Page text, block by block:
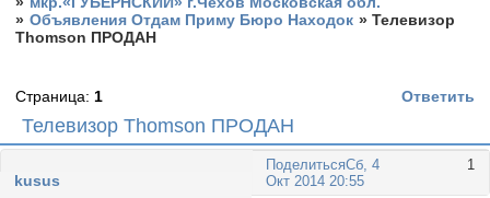
» Объявления Отдам Приму Бюро Находок »Телевизор
Thomson ПРОДАН
Телевизор Thomson ПРОДАН
Страница: 1 Ответить
Поделиться 1
Сб, 4
Окт 2014 20:55
kusus